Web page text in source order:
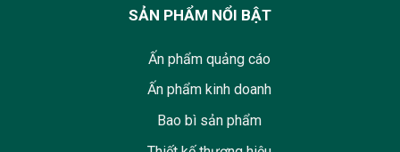
SẢN PHẨM NỔI BẬT
Ấn phẩm quảng cáo
Ấn phẩm kinh doanh
Bao bì sản phẩm